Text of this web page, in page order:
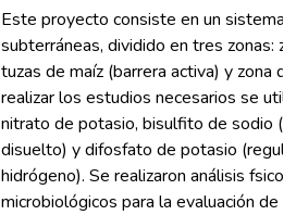
Este proyecto consiste en un sistema
subterráneas, dividido en tres zonas:
tuzas de maíz (barrera activa) y zona
realizar los estudios necesarios se
nitrato de potasio, bisulfito de sodio
disuelto) y difosfato de potasio
hidrógeno). Se realizaron análisis
microbiológicos para la evaluación de